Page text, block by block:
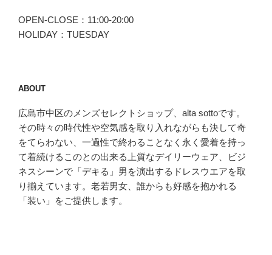
OPEN-CLOSE：11:00-20:00
HOLIDAY：TUESDAY
ABOUT
広島市中区のメンズセレクトショップ、alta sottoです。
その時々の時代性や空気感を取り入れながらも決して奇
をてらわない、一過性で終わることなく永く愛着を持っ
て着続けるこのとの出来る上質なデイリーウェア、ビジ
ネスシーンで「デキる」男を演出するドレスウエアを取
り揃えています。老若男女、誰からも好感を抱かれる
「装い」をご提供します。